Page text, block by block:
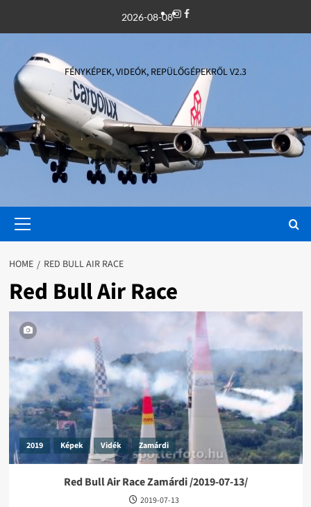
2026-08-08Instagram
Facebook
FÉNYKÉPEK, VIDEÓK, REPÜLŐGÉPEKRŐL V2.3
Menu
HOME RED BULL AIR RACE
Red Bull Air Race
2019 Képek Vidék Zamárdi
Red Bull Air Race Zamárdi /2019-07-13/
2019-07-13